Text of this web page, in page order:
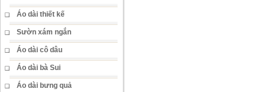
Áo dài thiết kế
Sườn xám ngắn
Áo dài cô dâu
Áo dài bà Sui
Áo dài bưng quả